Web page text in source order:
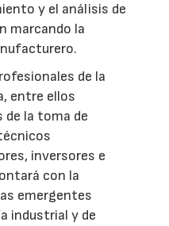
y el análisis de
marcando la
de la
entre ellos
de la toma de
inversores e
con la
emergentes
industrial y de